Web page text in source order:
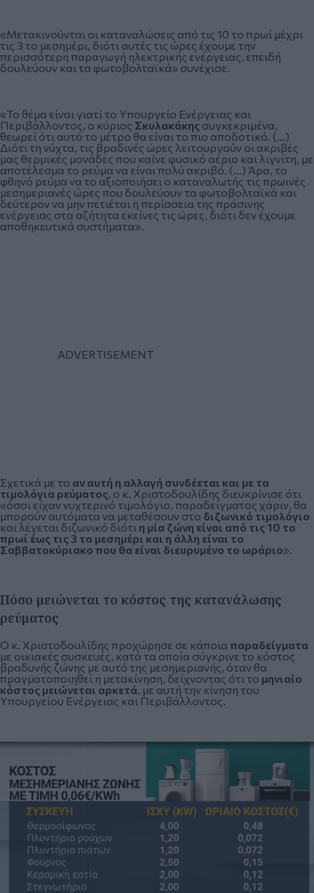
«Μετακινούνται οι καταναλώσεις από τις 10 το πρωί μέχρι
τις 3 το μεσημέρι, διότι αυτές τις ώρες έχουμε την
περισσότερη παραγωγή ηλεκτρικής ενέργειας, επειδή
δουλεύουν και τα φωτοβολταϊκά» συνέχισε.
«Το θέμα είναι γιατί το Υπουργείο Ενέργειας και
Περιβάλλοντος, ο κύριος Σκυλακάκης συγκεκριμένα,
θεωρεί ότι αυτό το μέτρο θα είναι το πιο αποδοτικό. (…)
Διότι τη νύχτα, τις βραδινές ώρες λειτουργούν οι ακριβές
μας θερμικές μονάδες που καίνε φυσικό αέριο και λιγνίτη, με
αποτέλεσμα το ρεύμα να είναι πολύ ακριβό. (…) Άρα, το
φθηνό ρεύμα να το αξιοποιήσει ο καταναλωτής τις πρωινές
μεσημεριανές ώρες που δουλεύουν τα φωτοβολταϊκά και
δεύτερον να μην πετιέται η περίσσεια της πράσινης
ενέργειας στα αζήτητα εκείνες τις ώρες, διότι δεν έχουμε
αποθηκευτικά συστήματα».
Σχετικά με το αν αυτή η αλλαγή συνδέεται και με τα
τιμολόγια ρεύματος, ο κ. Χριστοδουλίδης διευκρίνισε ότι
«όσοι είχαν νυχτερινό τιμολόγιο, παραδείγματος χάριν, θα
μπορούν αυτόματα να μεταθέσουν στο διζωνικό τιμολόγιο
και λέγεται διζωνικό διότι η μία ζώνη είναι από τις 10 το
πρωί έως τις 3 το μεσημέρι και η άλλη είναι το
Σαββατοκύριακο που θα είναι διευρυμένο το ωράριο».
Πόσο μειώνεται το κόστος της κατανάλωσης
ρεύματος
O κ. Χριστοδουλίδης προχώρησε σε κάποια παραδείγματα
με οικιακές συσκευές, κατά τα οποία σύγκρινε το κόστος
βραδυνής ζώνης με αυτό της μεσημεριανής, όταν θα
πραγματοποιηθεί η μετακίνηση, δείχνοντας ότι το μηνιαίο
κόστος μειώνεται αρκετά, με αυτή την κίνηση του
Υπουργείου Ενέργειας και Περιβάλλοντος.